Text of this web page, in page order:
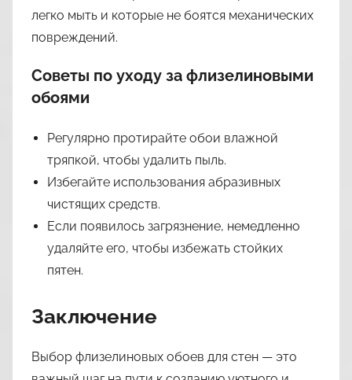
легко мыть и которые не боятся механических
повреждений.
Советы по уходу за флизелиновыми
обоями
Регулярно протирайте обои влажной
тряпкой, чтобы удалить пыль.
Избегайте использования абразивных
чистящих средств.
Если появилось загрязнение, немедленно
удаляйте его, чтобы избежать стойких
пятен.
Заключение
Выбор флизелиновых обоев для стен — это